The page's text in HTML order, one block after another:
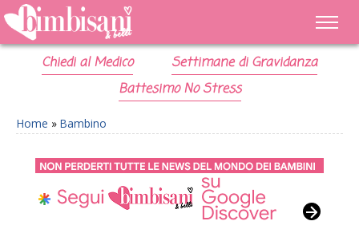
Chiedi al Medico
Settimane di Gravidanza
Battesimo No Stress
Home » Bambino